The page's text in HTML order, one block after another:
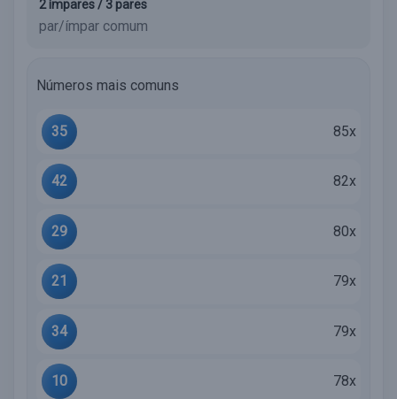
2 ímpares / 3 pares
par/ímpar comum
Números mais comuns
35 85x
42 82x
29 80x
21 79x
34 79x
10 78x